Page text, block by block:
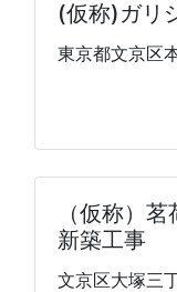
(仮称)ガリ
東京都文京区
（仮称）
新築工事
文京区大塚三